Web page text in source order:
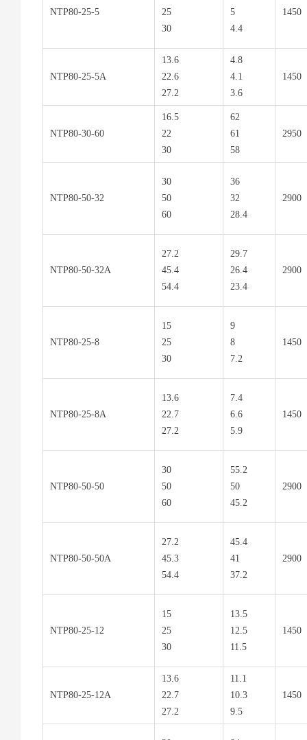
NTP80-25-5
25
30
5
4.4
1450
NTP80-25-5A
13.6
22.6
27.2
4.8
4.1
3.6
1450
NTP80-30-60
16.5
22
30
62
61
58
2950
NTP80-50-32
30
50
60
36
32
28.4
2900
NTP80-50-32A
27.2
45.4
54.4
29.7
26.4
23.4
2900
NTP80-25-8
15
25
30
9
8
7.2
1450
NTP80-25-8A
13.6
22.7
27.2
7.4
6.6
5.9
1450
NTP80-50-50
30
50
60
55.2
50
45.2
2900
NTP80-50-50A
27.2
45.3
54.4
45.4
41
37.2
2900
NTP80-25-12
15
25
30
13.5
12.5
11.5
1450
NTP80-25-12A
13.6
22.7
27.2
11.1
10.3
9.5
1450